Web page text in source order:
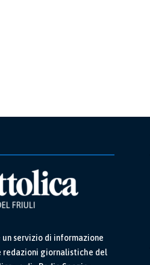
servizio di informazione
giornalistiche del